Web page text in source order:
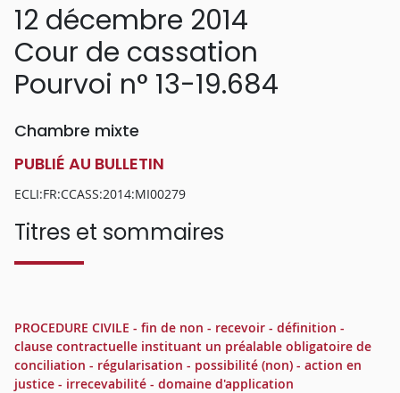
12 décembre 2014
Cour de cassation
Pourvoi n° 13-19.684
Chambre mixte
PUBLIÉ AU BULLETIN
ECLI:FR:CCASS:2014:MI00279
Titres et sommaires
PROCEDURE CIVILE - fin de non - recevoir - définition -
clause contractuelle instituant un préalable obligatoire de
conciliation - régularisation - possibilité (non) - action en
justice - irrecevabilité - domaine d'application